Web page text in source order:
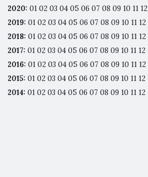
2020: 01 02 03 04 05 06 07 08 09 10 11 12
2019: 01 02 03 04 05 06 07 08 09 10 11 12
2018: 01 02 03 04 05 06 07 08 09 10 11 12
2017: 01 02 03 04 05 06 07 08 09 10 11 12
2016: 01 02 03 04 05 06 07 08 09 10 11 12
2015: 01 02 03 04 05 06 07 08 09 10 11 12
2014: 01 02 03 04 05 06 07 08 09 10 11 12